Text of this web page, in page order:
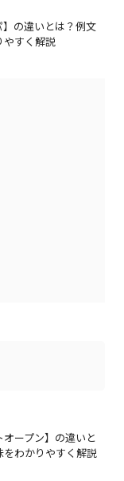
】の違いとは？例文
やすく解説
オープン】の違いと
わかりやすく解説